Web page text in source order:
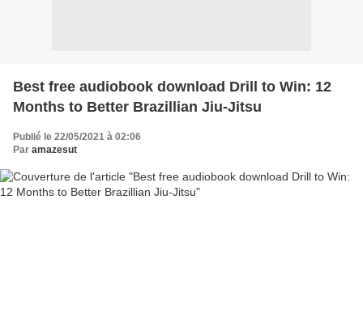
Best free audiobook download Drill to Win: 12
Months to Better Brazillian Jiu-Jitsu
Publié le 22/05/2021 à 02:06
Par amazesut